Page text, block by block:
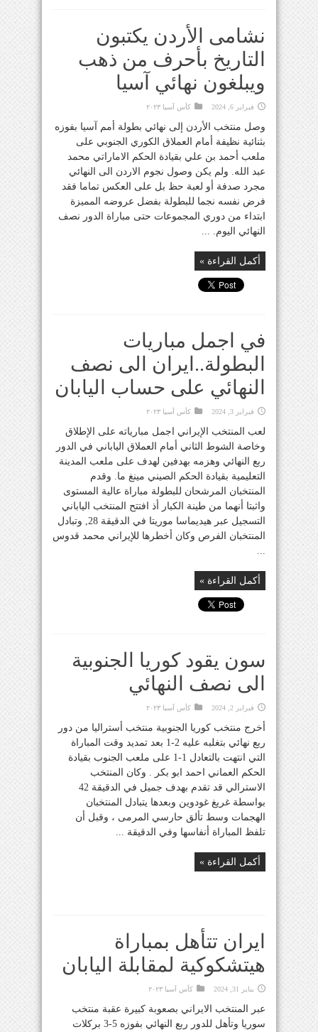
نشامى الأردن يكتبون
التاريخ بأحرف من ذهب
ويبلغون نهائي آسيا
فبراير 6, 2024 كأس آسيا ٢٠٢٣
وصل منتخب الأردن إلى نهائي بطولة أمم آسيا بفوزه
بثنائية نظيفة أمام العملاق الكوري الجنوبي على
ملعب أحمد بن علي بقيادة الحكم الاماراتي محمد
عبد الله. ولم يكن وصول نجوم الاردن الى النهائي
مجرد صدفة أو لعبة حظ بل على العكس تماما فقد
فرض نفسه نجما للبطولة بفضل عروضه المميزة
ابتداء من دوري المجموعات حتى مباراة الدور نصف
النهائي اليوم. ...
أكمل القراءة »
في اجمل مباريات
البطولة..ايران الى نصف
النهائي على حساب اليابان
فبراير 3, 2024 كأس آسيا ٢٠٢٣
لعب المنتخب الإيراني اجمل مبارياته على الإطلاق
وخاصة الشوط الثاني أمام العملاق الياباني في الدور
ربع النهائي وهزمه بهدفين لهدف على ملعب المدينة
التعليمية بقيادة الحكم الصيني مينغ ما. وقدم
المنتخبان المرشحان للبطولة مباراة عالية المستوى
واثبتا أنهما من طينة الكبار أذ افتتح المنتخب الياباني
التسجيل عبر هيديماسا موريتا في الدقيقة 28, وتبادل
المنتخبان الفرص وكان أخطرها للإيراني محمد قدوس
...
أكمل القراءة »
سون يقود كوريا الجنوبية
الى نصف النهائي
فبراير 2, 2024 كأس آسيا ٢٠٢٣
أخرج منتخب كوريا الجنوبية منتخب أستراليا من دور
ربع نهائي بتغلبه عليه 2-1 بعد تمديد وقت المباراة
التي انتهت بالتعادل 1-1 على ملعب الجنوب بقيادة
الحكم العماني احمد ابو بكر . وكان المنتخب
الاسترالي قد تقدم بهدف جميل في الدقيقة 42
بواسطة غريغ غودوين وبعدها يتبادل المنتخبان
الهجمات وسط تألق حارسي المرمى ، وقبل أن
تلفظ المباراة أنفاسها وفي الدقيقة ...
أكمل القراءة »
ايران تتأهل بمباراة
هيتشكوكية لمقابلة اليابان
يناير 31, 2024 كأس آسيا ٢٠٢٣
عبر المنتخب الايراني بصعوبة كبيرة عقبة منتخب
سوريا وتأهل للدور ربع النهائي بفوزه 5-3 بركلات